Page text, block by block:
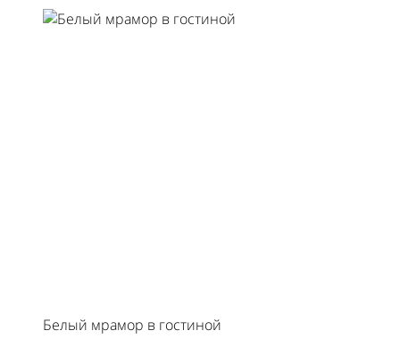
Белый мрамор в гостиной